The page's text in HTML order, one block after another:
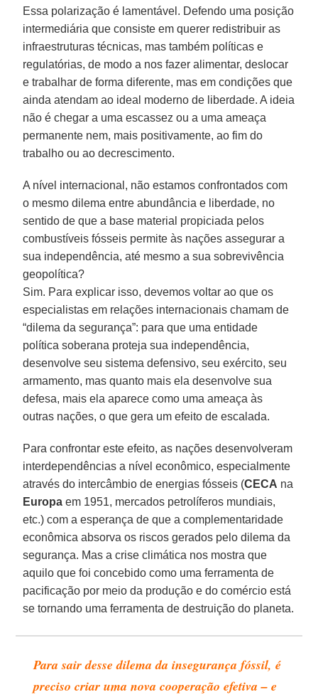
Essa polarização é lamentável. Defendo uma posição
intermediária que consiste em querer redistribuir as
infraestruturas técnicas, mas também políticas e
regulatórias, de modo a nos fazer alimentar, deslocar
e trabalhar de forma diferente, mas em condições que
ainda atendam ao ideal moderno de liberdade. A ideia
não é chegar a uma escassez ou a uma ameaça
permanente nem, mais positivamente, ao fim do
trabalho ou ao decrescimento.
A nível internacional, não estamos confrontados com
o mesmo dilema entre abundância e liberdade, no
sentido de que a base material propiciada pelos
combustíveis fósseis permite às nações assegurar a
sua independência, até mesmo a sua sobrevivência
geopolítica?
Sim. Para explicar isso, devemos voltar ao que os
especialistas em relações internacionais chamam de
“dilema da segurança”: para que uma entidade
política soberana proteja sua independência,
desenvolve seu sistema defensivo, seu exército, seu
armamento, mas quanto mais ela desenvolve sua
defesa, mais ela aparece como uma ameaça às
outras nações, o que gera um efeito de escalada.
Para confrontar este efeito, as nações desenvolveram
interdependências a nível econômico, especialmente
através do intercâmbio de energias fósseis (CECA na
Europa em 1951, mercados petrolíferos mundiais,
etc.) com a esperança de que a complementaridade
econômica absorva os riscos gerados pelo dilema da
segurança. Mas a crise climática nos mostra que
aquilo que foi concebido como uma ferramenta de
pacificação por meio da produção e do comércio está
se tornando uma ferramenta de destruição do planeta.
Para sair desse dilema da insegurança fóssil, é
preciso criar uma nova cooperação efetiva – e